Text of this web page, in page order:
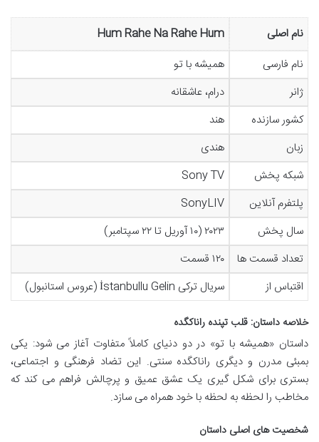
نام اصلی
Hum Rahe Na Rahe Hum
نام فارسی
همیشه با تو
ژانر
درام، عاشقانه
کشور سازنده
هند
زبان
هندی
شبکه پخش
Sony TV
پلتفرم آنلاین
SonyLIV
سال پخش
۲۰۲۳ (۱۰ آوریل تا ۲۲ سپتامبر)
تعداد قسمت ها
۱۲۰ قسمت
اقتباس از
سریال ترکی İstanbullu Gelin (عروس استانبول)
خلاصه داستان: قلب تپنده راناکگده
داستان «همیشه با تو» در دو دنیای کاملاً متفاوت آغاز می شود: یکی
بمبئی مدرن و دیگری راناکگده سنتی. این تضاد فرهنگی و اجتماعی،
بستری برای شکل گیری یک عشق عمیق و پرچالش فراهم می کند که
مخاطب را لحظه به لحظه با خود همراه می سازد.
شخصیت های اصلی داستان